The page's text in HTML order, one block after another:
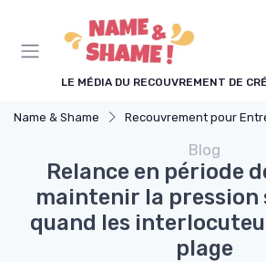
LE MÉDIA DU RECOUVREMENT DE
Name & Shame Recouvrement pour
Blog
Relance en période
maintenir la pression
quand les
plage